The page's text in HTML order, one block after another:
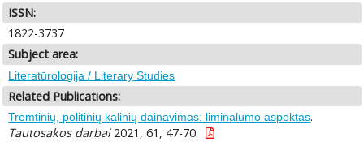
ISSN:
1822-3737
Subject area:
Literatūrologija / Literary Studies
Related Publications:
Tremtinių, politinių kalinių dainavimas: liminalumo aspektas.
Tautosakos darbai2021, 61, 47-70.